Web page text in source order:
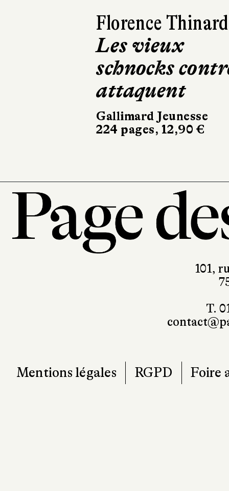
Harry Gruyaert
Je vois rouge
Hélium
32 pages, 21,90 €
101,
T.
RGPD Foire